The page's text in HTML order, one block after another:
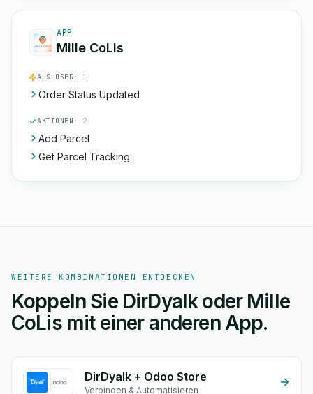
APP
Mille CoLis
AUSLÖSER· 1
Order Status Updated
AKTIONEN · 2
Add Parcel
Get Parcel Tracking
WEITERE KOMBINATIONEN ENTDECKEN
Koppeln Sie DirDyalk oder Mille
CoLis mit einer anderen App.
DirDyalk + Odoo Store
Verbinden & Automatisieren